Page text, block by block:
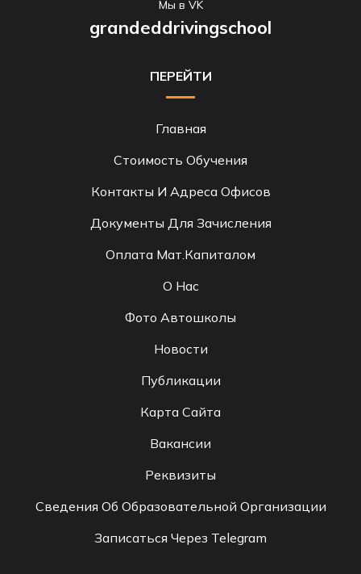
Мы в VK
grandeddrivingschool
ПЕРЕЙТИ
Главная
Стоимость Обучения
Контакты И Адреса Офисов
Документы Для Зачисления
Оплата Мат.капиталом
О Нас
Фото Автошколы
Новости
Публикации
Карта Сайта
Вакансии
Реквизиты
Сведения Об Образовательной Организации
Записаться Через Telegram